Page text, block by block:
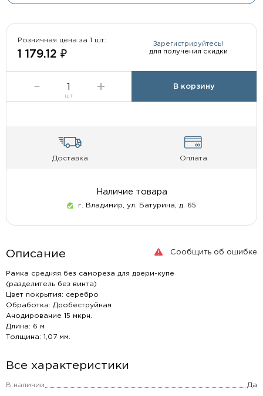
Розничная цена за 1 шт:
1 179.12 ₽
Зарегистрируйтесь!
для получения скидки
шт
В корзину
Доставка Оплата
Наличие товара
г. Владимир, ул. Батурина, д. 65
Сообщить об ошибке
Описание
Рамка средняя без самореза для двери-купе
(разделитель без винта)
Цвет покрытия: серебро
Обработка: Дробеструйная
Анодирование 15 мкрн.
Длина: 6 м
Толщина: 1,07 мм.
Все характеристики
В наличии Да